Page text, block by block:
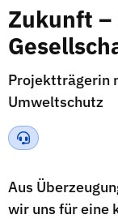
Zukunft
Projektträgerin
Umweltschutz
Aus
wir uns für eine